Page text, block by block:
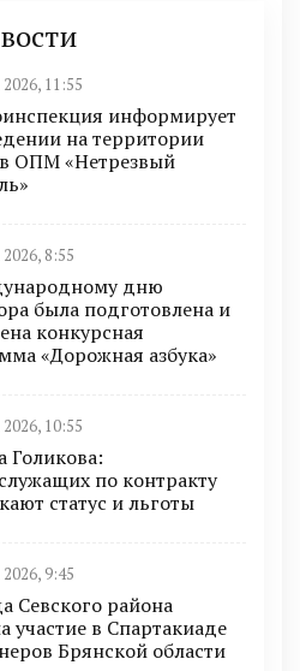
2026, 11:55
информирует
на территории
ОПМ «Нетрезвый
2026, 8:55
дню
была подготовлена и
конкурсная
«Дорожная азбука»
2026, 10:55
Голикова:
по контракту
статус и льготы
2026, 9:45
Севского района
участие в Спартакиаде
Брянской области